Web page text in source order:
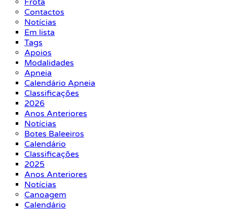
Frota
Contactos
Notícias
Em lista
Tags
Apoios
Modalidades
Apneia
Calendário Apneia
Classificações
2026
Anos Anteriores
Notícias
Botes Baleeiros
Calendário
Classificações
2025
Anos Anteriores
Notícias
Canoagem
Calendário